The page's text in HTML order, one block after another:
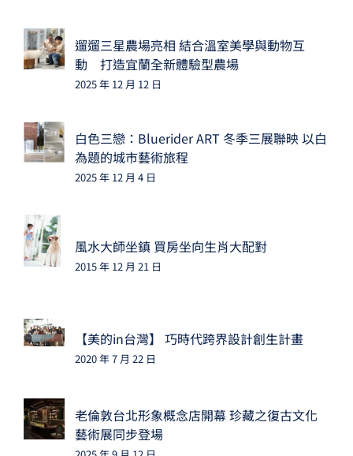
遛遛三星農場亮相 結合溫室美學與動物互
動 打造宜蘭全新體驗型農場
2025 年 12 月 12 日
白色三戀：Bluerider ART 冬季三展聯映 以白
為題的城市藝術旅程
2025 年 12 月 4 日
風水大師坐鎮 買房坐向生肖大配對
2015 年 12 月 21 日
【美的in台灣】 巧時代跨界設計創生計畫
2020 年 7 月 22 日
老倫敦台北形象概念店開幕 珍藏之復古文化
藝術展同步登場